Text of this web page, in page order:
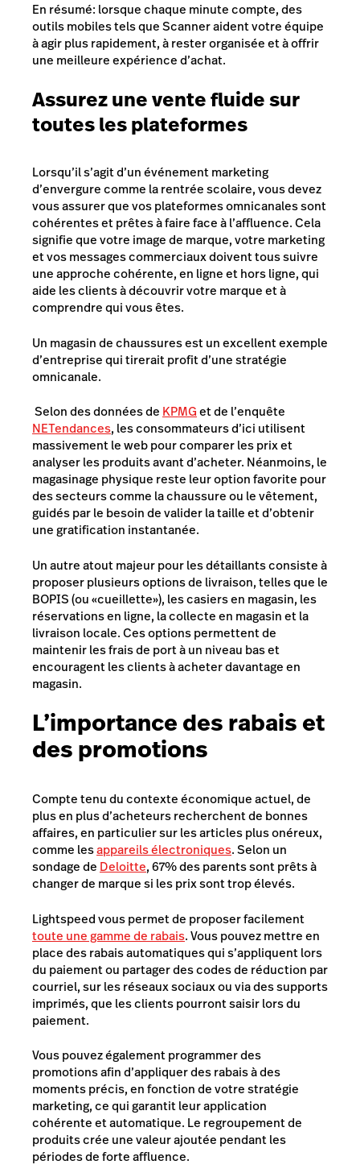
En résumé: lorsque chaque minute compte, des
outils mobiles tels que Scanner aident votre équipe
à agir plus rapidement, à rester organisée et à offrir
une meilleure expérience d’achat.
Assurez une vente fluide sur
toutes les plateformes
Lorsqu’il s’agit d’un événement marketing
d’envergure comme la rentrée scolaire, vous devez
vous assurer que vos plateformes omnicanales sont
cohérentes et prêtes à faire face à l’affluence. Cela
signifie que votre image de marque, votre marketing
et vos messages commerciaux doivent tous suivre
une approche cohérente, en ligne et hors ligne, qui
aide les clients à découvrir votre marque et à
comprendre qui vous êtes.
Un magasin de chaussures est un excellent exemple
d’entreprise qui tirerait profit d’une stratégie
omnicanale.
Selon des données de KPMGet de l’enquête
NETendances, les consommateurs d’ici utilisent
massivement le web pour comparer les prix et
analyser les produits avant d’acheter. Néanmoins, le
magasinage physique reste leur option favorite pour
des secteurs comme la chaussure ou le vêtement,
guidés par le besoin de valider la taille et d’obtenir
une gratification instantanée.
Un autre atout majeur pour les détaillants consiste à
proposer plusieurs options de livraison, telles que le
BOPIS (ou «cueillette»), les casiers en magasin, les
réservations en ligne, la collecte en magasin et la
livraison locale. Ces options permettent de
maintenir les frais de port à un niveau bas et
encouragent les clients à acheter davantage en
magasin.
L’importance des rabais et
des promotions
Compte tenu du contexte économique actuel, de
plus en plus d’acheteurs recherchent de bonnes
affaires, en particulier sur les articles plus onéreux,
comme lesappareils électroniques. Selon un
sondage de Deloitte, 67% des parents sont prêts à
changer de marque si les prix sont trop élevés.
Lightspeed vous permet de proposer facilement
toute une gamme de rabais. Vous pouvez mettre en
place des rabais automatiques qui s’appliquent lors
du paiement ou partager des codes de réduction par
courriel, sur les réseaux sociaux ou via des supports
imprimés, que les clients pourront saisir lors du
paiement.
Vous pouvez également programmer des
promotions afin d’appliquer des rabais à des
moments précis, en fonction de votre stratégie
marketing, ce qui garantit leur application
cohérente et automatique. Le regroupement de
produits crée une valeur ajoutée pendant les
périodes de forte affluence.